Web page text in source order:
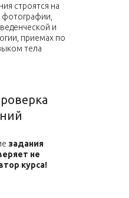
задания
не
курса!
строятся на
фотографии,
и
приемах по
тела